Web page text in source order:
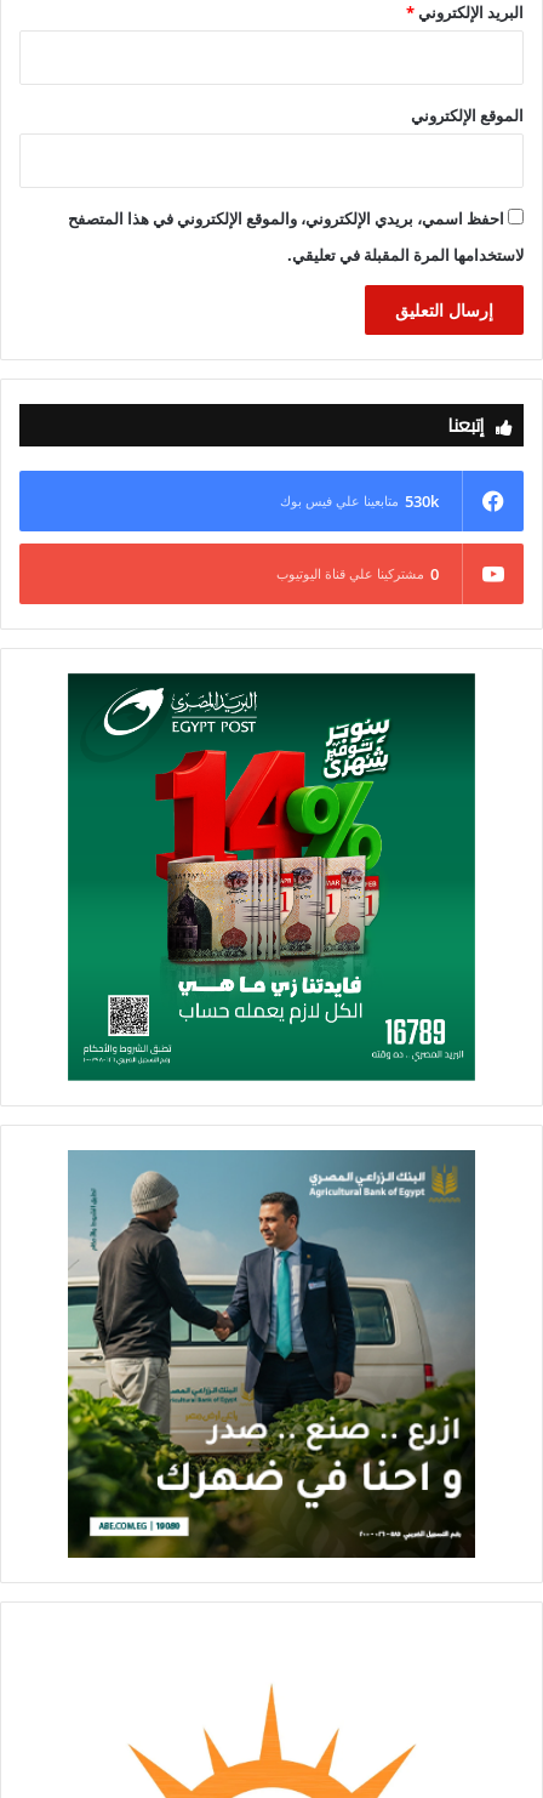
البريد الإلكتروني*
الموقع الإلكتروني
احفظ اسمي، بريدي الإلكتروني، والموقع الإلكتروني في هذا المتصفح
لاستخدامها المرة المقبلة في تعليقي.
إتبعنا
530k متابعينا علي فيس بوك
0 مشتركينا علي قناة اليوتيوب